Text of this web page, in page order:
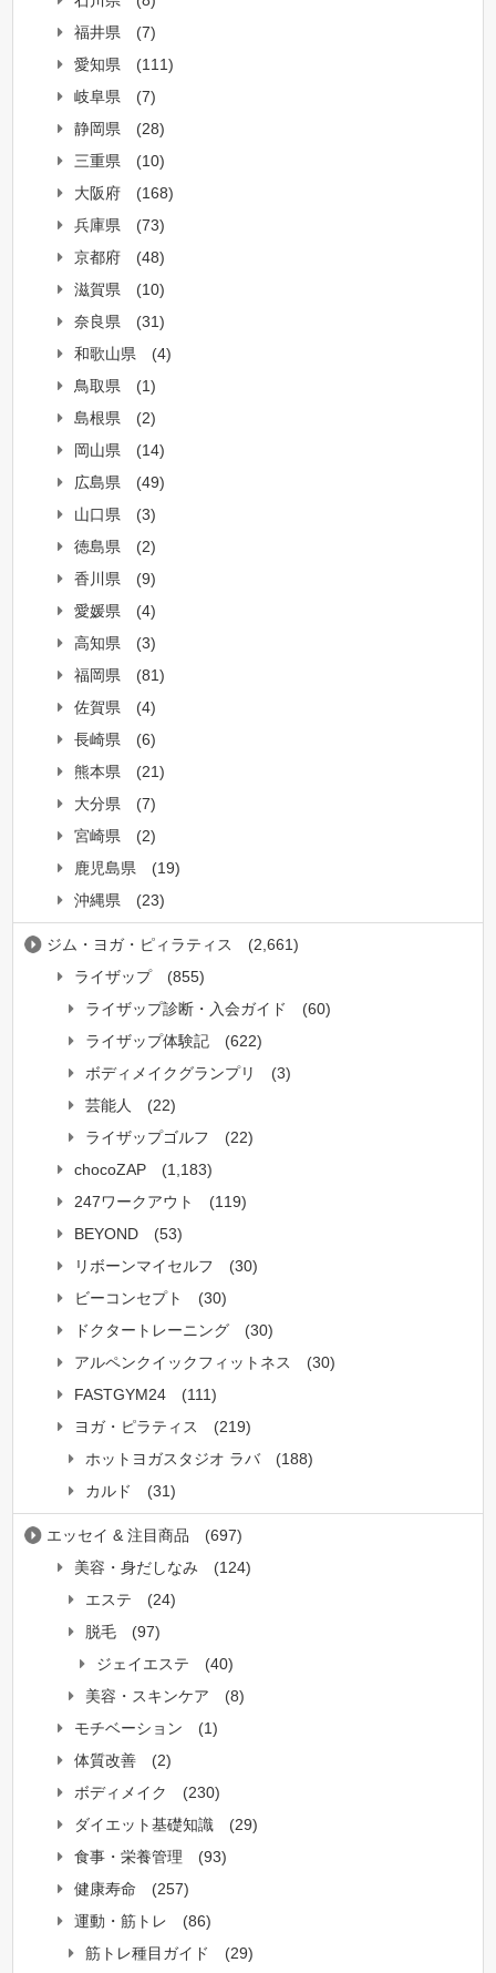
福井県
(7)
愛知県
(111)
岐阜県
(7)
静岡県
(28)
三重県
(10)
大阪府
(168)
兵庫県
(73)
京都府
(48)
滋賀県
(10)
奈良県
(31)
和歌山県
(4)
鳥取県
(1)
島根県
(2)
岡山県
(14)
広島県
(49)
山口県
(3)
徳島県
(2)
香川県
(9)
愛媛県
(4)
高知県
(3)
福岡県
(81)
佐賀県
(4)
長崎県
(6)
熊本県
(21)
大分県
(7)
宮崎県
(2)
鹿児島県
(19)
沖縄県
(23)
ジム・ヨガ・ピィラティス
(2,661)
ライザップ
(855)
ライザップ診断・入会ガイド
(60)
ライザップ体験記
(622)
ボディメイクグランプリ
(3)
芸能人
(22)
ライザップゴルフ
(22)
chocoZAP
(1,183)
247ワークアウト
(119)
BEYOND
(53)
リボーンマイセルフ
(30)
ビーコンセプト
(30)
ドクタートレーニング
(30)
アルペンクイックフィットネス
(30)
FASTGYM24
(111)
ヨガ・ピラティス
(219)
ホットヨガスタジオ ラバ
(188)
カルド
(31)
エッセイ & 注目商品
(697)
美容・身だしなみ
(124)
エステ
(24)
脱毛
(97)
ジェイエステ
(40)
美容・スキンケア
(8)
モチベーション
(1)
体質改善
(2)
ボディメイク
(230)
ダイエット基礎知識
(29)
食事・栄養管理
(93)
健康寿命
(257)
運動・筋トレ
(86)
筋トレ種目ガイド
(29)